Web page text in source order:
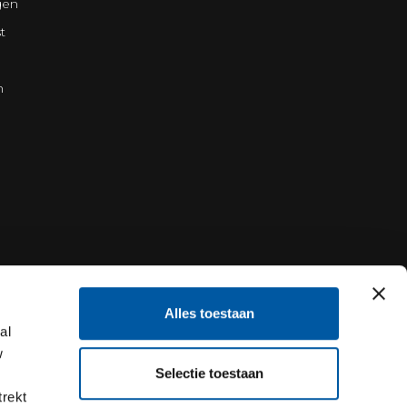
Alles toestaan
Selectie toestaan